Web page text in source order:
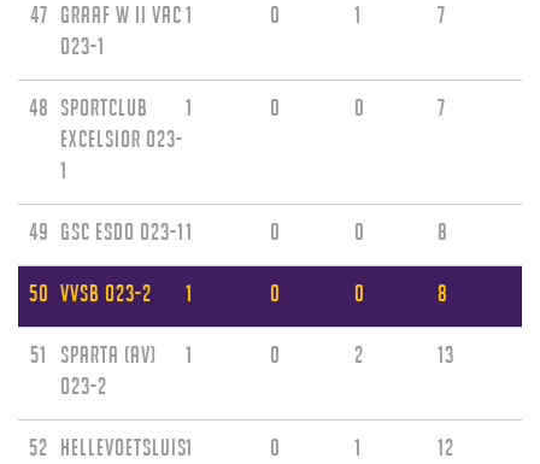
47 Graaf W II VAC
O23-1
1 0 1 7
48 Sportclub
Excelsior O23-
1
1 0 0 7
49 GSC ESDO O23-11 0 0 8
50 VVSB O23-2 1 0 0 8
51
Sparta (AV)
O23-2
1 0 2 13
52 Hellevoetsluis1 0 1 12